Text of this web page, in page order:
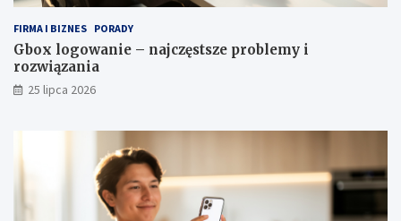
FIRMA I BIZNES PORADY
Gbox logowanie – najczęstsze problemy i
rozwiązania
25 lipca 2026